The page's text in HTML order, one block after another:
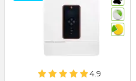
4.9